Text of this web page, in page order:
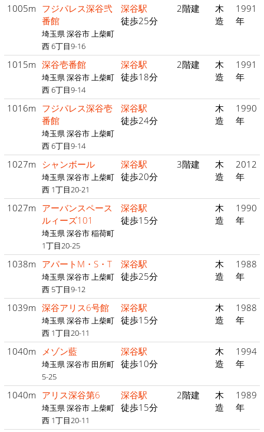
1005m フジパレス深谷弐
番館
埼玉県 深谷市 上柴町
西 6丁目9-16
深谷駅
徒歩25分
2階建
木
造
1991
年
1015m 深谷壱番館
埼玉県 深谷市 上柴町
西 6丁目9-14
深谷駅
徒歩18分
2階建
木
造
1991
年
1016m フジパレス深谷壱
番館
埼玉県 深谷市 上柴町
西 6丁目9-14
深谷駅
徒歩24分
木
造
1990
年
1027m シャンボール
埼玉県 深谷市 上柴町
西 1丁目20-21
深谷駅
徒歩20分
3階建
木
造
2012
年
1027m アーバンスペース
ルィーズ101
埼玉県 深谷市 稲荷町
1丁目20-25
深谷駅
徒歩15分
木
造
1990
年
1038m アパートM・S・T
埼玉県 深谷市 上柴町
西 5丁目9-12
深谷駅
徒歩25分
木
造
1988
年
1039m 深谷アリス6号館
埼玉県 深谷市 上柴町
西 1丁目20-11
深谷駅
徒歩15分
木
造
1988
年
1040m メゾン藍
埼玉県 深谷市 田所町
5-25
深谷駅
徒歩10分
木
造
1994
年
1040m アリス深谷第6
埼玉県 深谷市 上柴町
西 1丁目20-11
深谷駅
徒歩15分
2階建
木
造
1989
年